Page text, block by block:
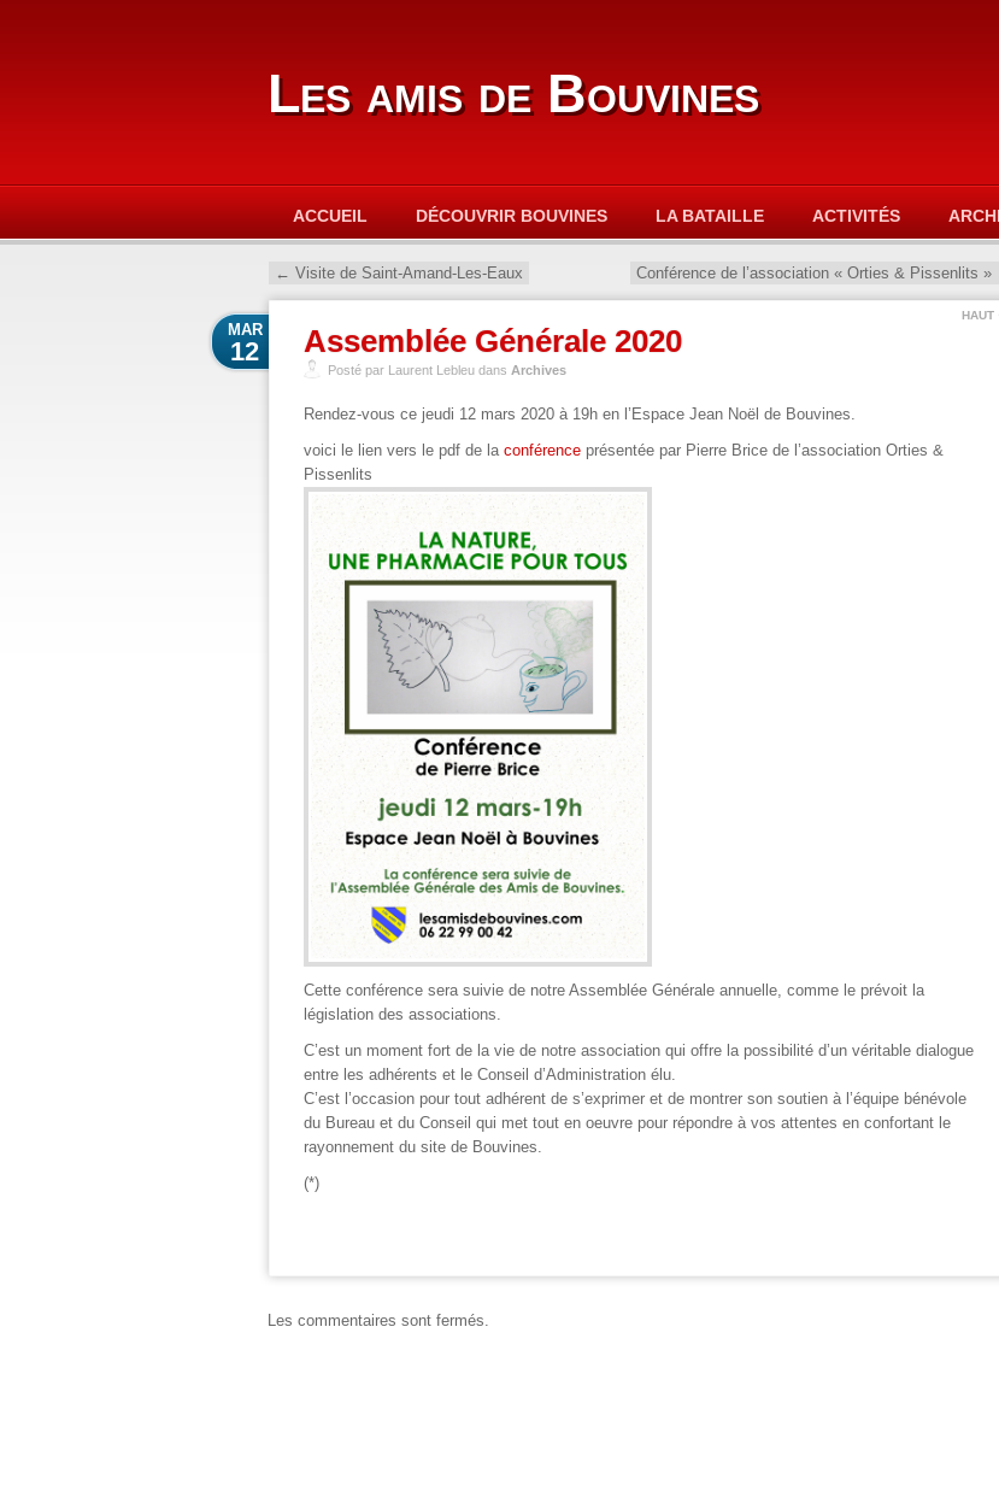
Les amis de Bouvines
ACCUEIL DÉCOUVRIR BOUVINES LA BATAILLE ACTIVITÉS
← Visite de Saint-Amand-Les-Eaux Conférence de l’association « Orties & Pissenlits »
HAUT
Assemblée Générale 2020
MAR
12
Posté par Laurent Lebleu dans Archives
Rendez-vous ce jeudi 12 mars 2020 à 19h en l’Espace Jean Noël de Bouvines.
voici le lien vers le pdf de la conférence présentée par Pierre Brice de l’association Orties &
Pissenlits
Cette conférence sera suivie de notre Assemblée Générale annuelle, comme le prévoit la
législation des associations.
C’est un moment fort de la vie de notre association qui offre la possibilité d’un véritable dialogue
entre les adhérents et le Conseil d’Administration élu.
C’est l’occasion pour tout adhérent de s’exprimer et de montrer son soutien à l’équipe bénévole
du Bureau et du Conseil qui met tout en oeuvre pour répondre à vos attentes en confortant le
rayonnement du site de Bouvines.
(*)
Les commentaires sont fermés.